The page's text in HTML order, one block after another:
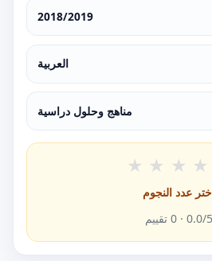
2018/2019
العربية
مناهج وحلول دراسية
★ ★ ★ ★
عدد النجوم
0.0/5 ·
0 تقييم